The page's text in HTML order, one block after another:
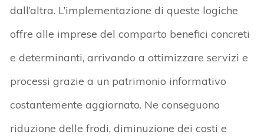
dall’altra. L’implementazione di queste logiche
offre alle imprese del comparto benefici concreti
e determinanti, arrivando a ottimizzare servizi e
processi grazie a un patrimonio informativo
costantemente aggiornato. Ne conseguono
riduzione delle frodi, diminuzione dei costi e